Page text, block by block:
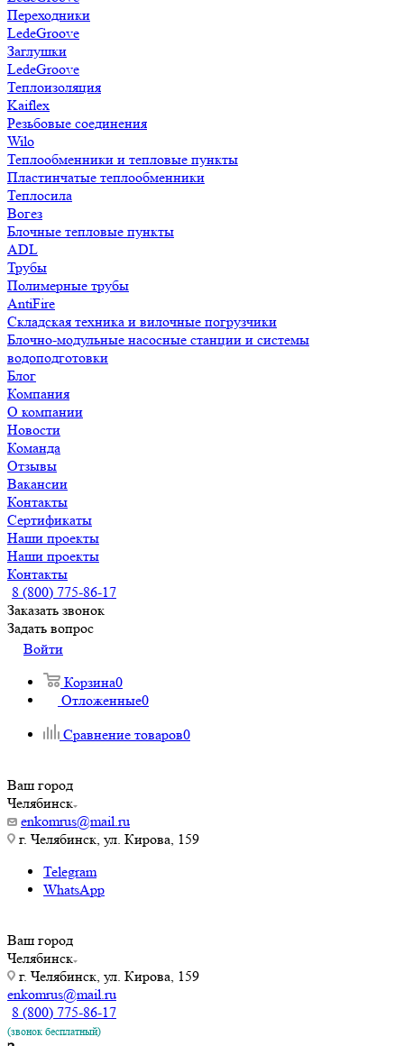
Переходники
LedeGroove
Заглушки
LedeGroove
Теплоизоляция
Kaiflex
Резьбовые соединения
Wilo
Теплообменники и тепловые пункты
Пластинчатые теплообменники
Теплосила
Вогез
Блочные тепловые пункты
ADL
Трубы
Полимерные трубы
AntiFire
Складская техника и вилочные погрузчики
Блочно-модульные насосные станции и системы
водоподготовки
Блог
Компания
О компании
Новости
Команда
Отзывы
Вакансии
Контакты
Сертификаты
Наши проекты
Наши проекты
Контакты
8 (800) 775-86-17
Заказать звонок
Задать вопрос
Войти
Корзина0
Отложенные0
Сравнение товаров0
Ваш город
Челябинск
enkomrus@mail.ru
г. Челябинск, ул. Кирова, 159
Telegram
WhatsApp
Ваш город
Челябинск
г. Челябинск, ул. Кирова, 159
enkomrus@mail.ru
8 (800) 775-86-17
(звонок бесплатный)